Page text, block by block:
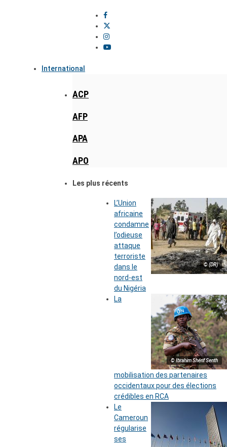
International
ACP
AFP
APA
APO
Les plus récents
© (DR)
L’Union
africaine
condamne
l’odieuse
attaque
terroriste
dans le
nord-est
du Nigéria
© Ibrahim Shérif Senth
La
mobilisation des partenaires
occidentaux pour des élections
crédibles en RCA
Le
Cameroun
régularise
ses